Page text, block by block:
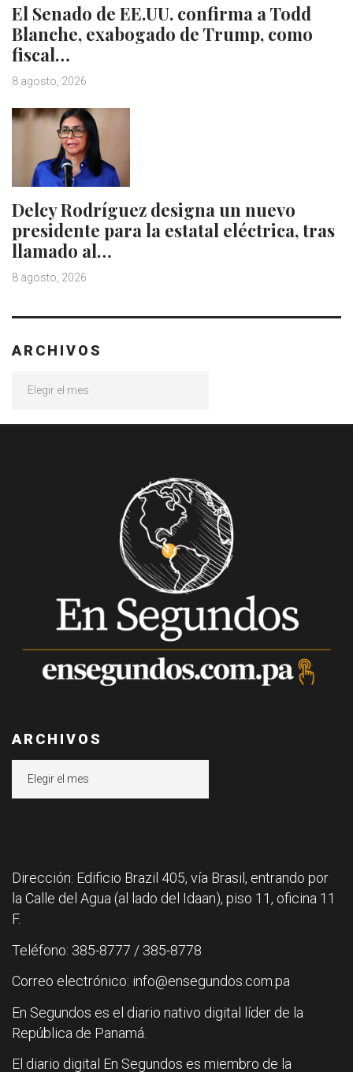
El Senado de EE.UU. confirma a Todd
Blanche, exabogado de Trump, como
fiscal…
8 agosto, 2026
Delcy Rodríguez designa un nuevo
presidente para la estatal eléctrica, tras
llamado al…
8 agosto, 2026
ARCHIVOS
ARCHIVOS
Dirección: Edificio Brazil 405, vía Brasil, entrando por
la Calle del Agua (al lado del Idaan), piso 11, oficina 11
F.
Teléfono: 385-8777 / 385-8778
Correo electrónico: info@ensegundos.com.pa
En Segundos es el diario nativo digital líder de la
República de Panamá.
El diario digital En Segundos es miembro de la